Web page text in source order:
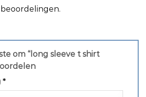
om “long sleeve t shirt
*